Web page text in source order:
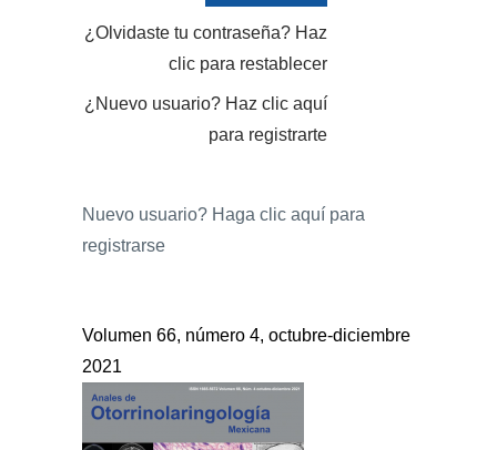
¿Olvidaste tu contraseña? Haz
clic para restablecer
¿Nuevo usuario? Haz clic aquí
para registrarte
Nuevo usuario? Haga clic aquí para
registrarse
Volumen 66, número 4, octubre-diciembre
2021